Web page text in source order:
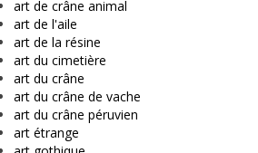
art de crâne animal
art de l'aile
art de la résine
art du cimetière
art du crâne
art du crâne de vache
art du crâne péruvien
art étrange